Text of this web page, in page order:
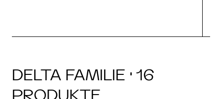
DELTA FAMILIE · 16
PRODUKTE